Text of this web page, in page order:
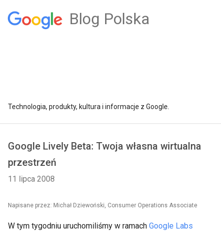
Blog Polska
Technologia, produkty, kultura i informacje z Google.
Google Lively Beta: Twoja własna wirtualna
przestrzeń
11 lipca 2008
Napisane przez: Michał Dziewoński, Consumer Operations Associate
W tym tygodniu uruchomiliśmy w ramach Google Labs